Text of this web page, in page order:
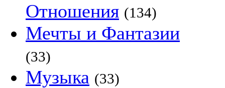
Отношения (134)
Мечты и Фантазии
(33)
Музыка (33)